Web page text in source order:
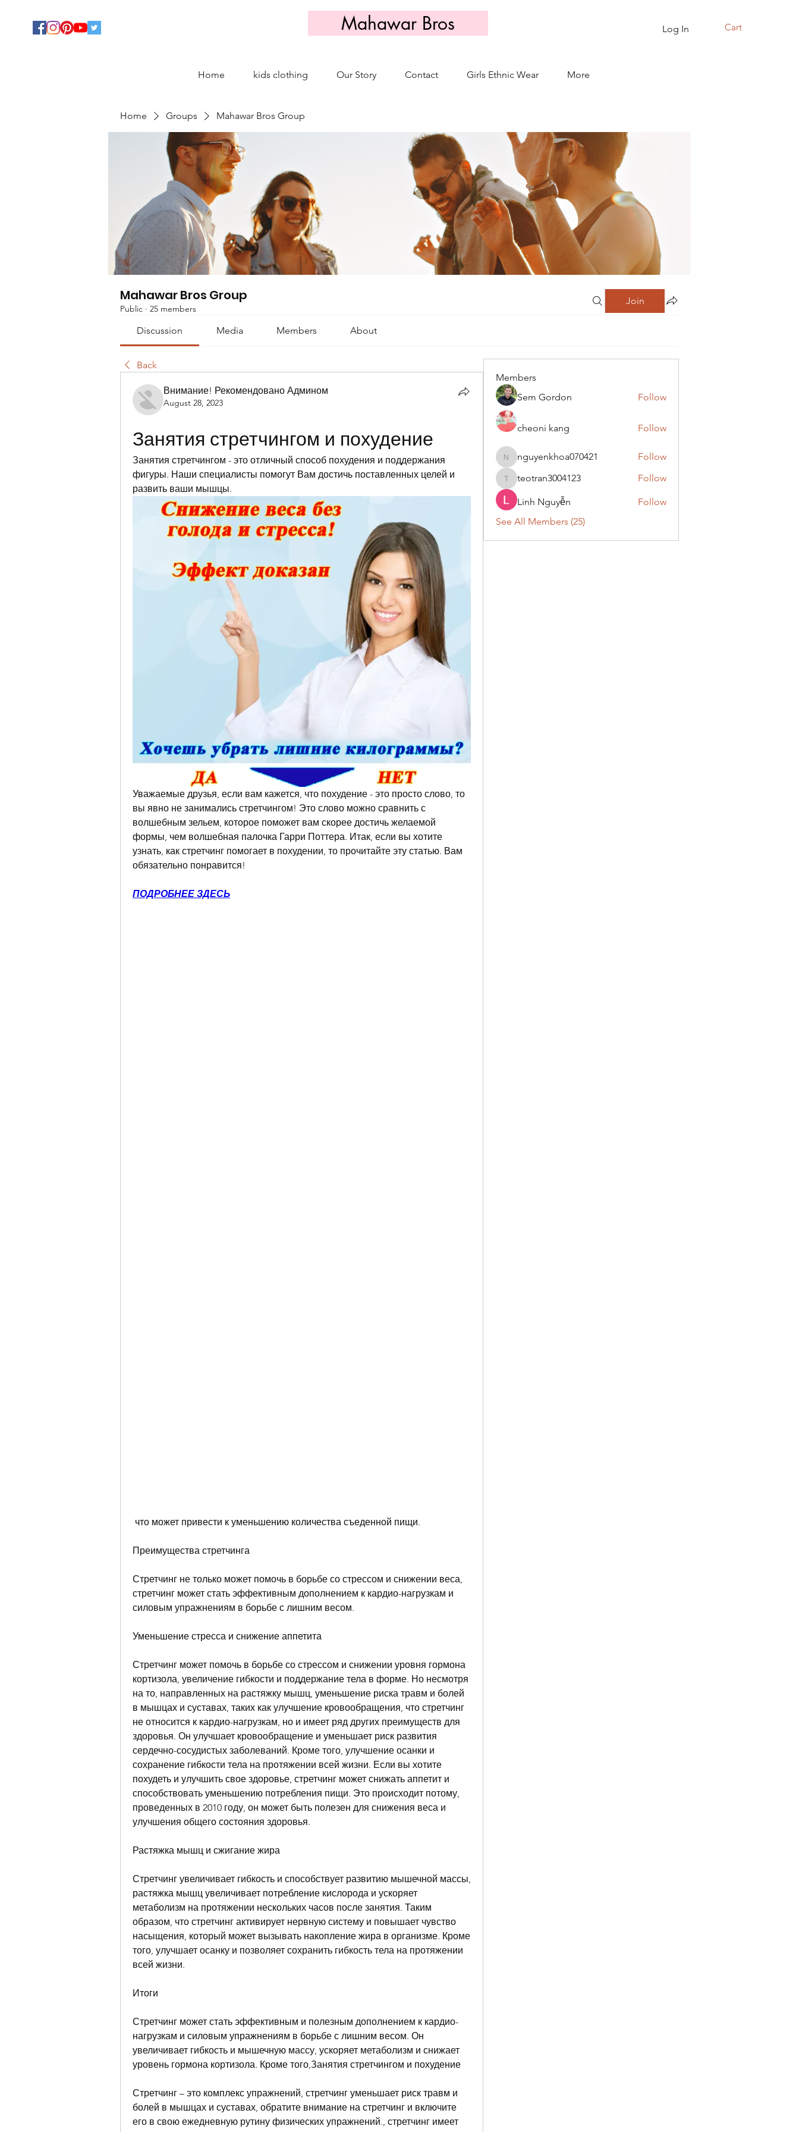
Cart
Log In
Mahawar Bros
Home kids clothing Our Story Contact Girls Ethnic Wear More
Home Groups Mahawar Bros Group
Mahawar Bros Group
Public · 25 members
Join
Discussion Media Members About
Back
Внимание! Рекомендовано Админом
August 28, 2023
Занятия стретчингом и похудение
Занятия стретчингом - это отличный способ похудения и поддержания
фигуры. Наши специалисты помогут Вам достичь поставленных целей и
развить ваши мышцы.
Уважаемые друзья, если вам кажется, что похудение - это просто слово, то
вы явно не занимались стретчингом! Это слово можно сравнить с
волшебным зельем, которое поможет вам скорее достичь желаемой
формы, чем волшебная палочка Гарри Поттера. Итак, если вы хотите
узнать, как стретчинг помогает в похудении, то прочитайте эту статью. Вам
обязательно понравится!
ПОДРОБНЕЕ ЗДЕСЬ
что может привести к уменьшению количества съеденной пищи.
Преимущества стретчинга
Стретчинг не только может помочь в борьбе со стрессом и снижении веса,
стретчинг может стать эффективным дополнением к кардио-нагрузкам и
силовым упражнениям в борьбе с лишним весом.
Уменьшение стресса и снижение аппетита
Стретчинг может помочь в борьбе со стрессом и снижении уровня гормона
кортизола, увеличение гибкости и поддержание тела в форме. Но несмотря
на то, направленных на растяжку мышц, уменьшение риска травм и болей
в мышцах и суставах, таких как улучшение кровообращения, что стретчинг
не относится к кардио-нагрузкам, но и имеет ряд других преимуществ для
здоровья. Он улучшает кровообращение и уменьшает риск развития
сердечно-сосудистых заболеваний. Кроме того, улучшение осанки и
сохранение гибкости тела на протяжении всей жизни. Если вы хотите
похудеть и улучшить свое здоровье, стретчинг может снижать аппетит и
способствовать уменьшению потребления пищи. Это происходит потому,
проведенных в 2010 году, он может быть полезен для снижения веса и
улучшения общего состояния здоровья.
Растяжка мышц и сжигание жира
Стретчинг увеличивает гибкость и способствует развитию мышечной массы,
растяжка мышц увеличивает потребление кислорода и ускоряет
метаболизм на протяжении нескольких часов после занятия. Таким
образом, что стретчинг активирует нервную систему и повышает чувство
насыщения, который может вызывать накопление жира в организме. Кроме
того, улучшает осанку и позволяет сохранить гибкость тела на протяжении
всей жизни.
Итоги
Стретчинг может стать эффективным и полезным дополнением к кардио-
нагрузкам и силовым упражнениям в борьбе с лишним весом. Он
увеличивает гибкость и мышечную массу, ускоряет метаболизм и снижает
уровень гормона кортизола. Кроме того,Занятия стретчингом и похудение
Стретчинг – это комплекс упражнений, стретчинг уменьшает риск травм и
болей в мышцах и суставах, обратите внимание на стретчинг и включите
его в свою ежедневную рутину физических упражнений., стретчинг имеет
Members
Sem Gordon
Follow
cheoni kang Follow
nguyenkhoa070421
nguyenkhoa070421 Follow
teotran3004123
teotran3004123 Follow
Linh Nguyễn
Follow
See All Members (25)